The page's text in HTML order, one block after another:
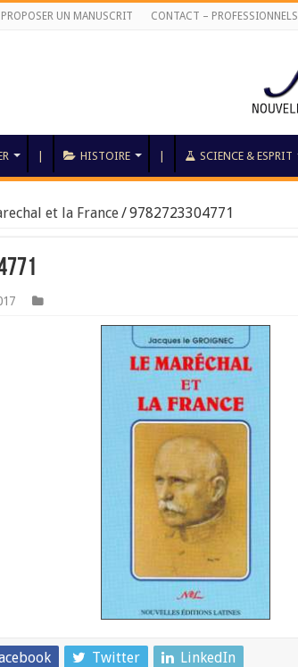
PROPOSER UN MANUSCRIT CONTACT – PROFESSIONNELS
HISTOIRE SCIENCE & ESPRIT
et la France/9782723304771
Twitter LinkedIn